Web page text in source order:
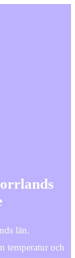
län.
temperatur och